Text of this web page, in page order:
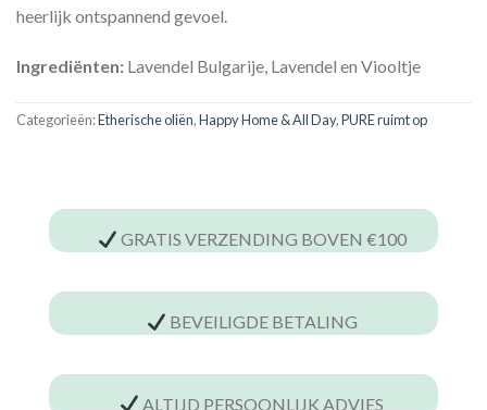
heerlijk ontspannend gevoel.
Ingrediënten: Lavendel Bulgarije, Lavendel en Viooltje
Categorieën:Etherische oliën,Happy Home & All Day,PURE ruimt op
GRATIS VERZENDING BOVEN €100
BEVEILIGDE BETALING
ALTIJD PERSOONLIJK ADVIES